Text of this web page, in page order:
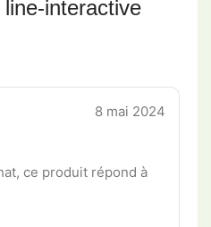
line-interactive
8 mai 2024
ce produit répond à